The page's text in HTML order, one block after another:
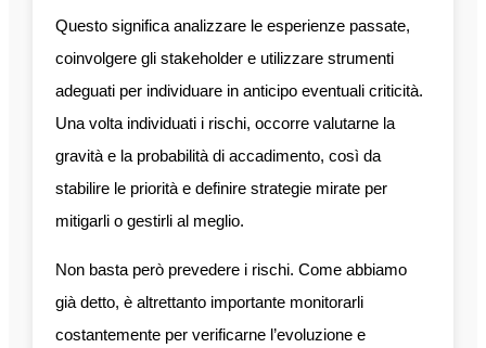
Questo significa analizzare le esperienze passate,
coinvolgere gli stakeholder e utilizzare strumenti
adeguati per individuare in anticipo eventuali criticità.
Una volta individuati i rischi, occorre valutarne la
gravità e la probabilità di accadimento, così da
stabilire le priorità e definire strategie mirate per
mitigarli o gestirli al meglio.
Non basta però prevedere i rischi. Come abbiamo
già detto, è altrettanto importante monitorarli
costantemente per verificarne l’evoluzione e